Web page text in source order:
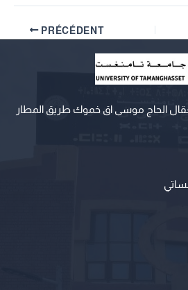
PRÉCÉDENT
الحاج موسى اق خموك طريق المطار